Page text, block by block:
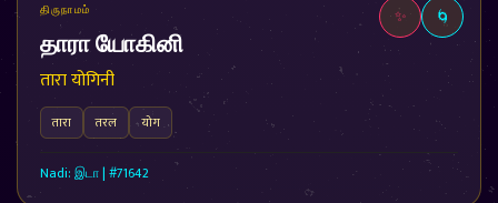
✨ 🌀
திருநாமம்
தாரா யோகினி
तारा योगिनी
तारा तरल योग
Nadi: இடா | #71642